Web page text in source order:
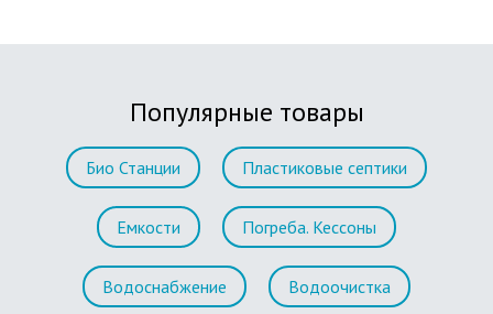
Популярные товары
Био Станции Пластиковые септики
Емкости Погреба. Кессоны
Водоснабжение Водоочистка